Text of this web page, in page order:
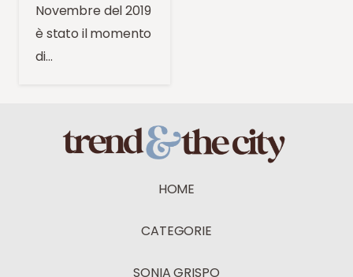
Novembre del 2019
è stato il momento
di…
HOME
CATEGORIE
SONIA GRISPO